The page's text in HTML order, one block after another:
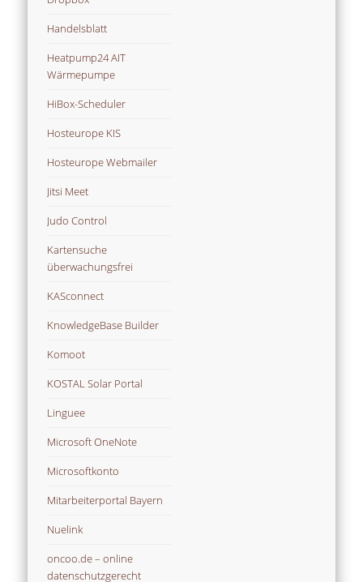
Handelsblatt
Heatpump24 AIT
Wärmepumpe
HiBox-Scheduler
Hosteurope KIS
Hosteurope Webmailer
Jitsi Meet
Judo Control
Kartensuche
überwachungsfrei
KASconnect
KnowledgeBase Builder
Komoot
KOSTAL Solar Portal
Linguee
Microsoft OneNote
Microsoftkonto
Mitarbeiterportal Bayern
Nuelink
oncoo.de – online
datenschutzgerecht